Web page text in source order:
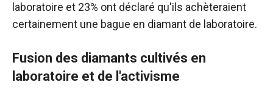
laboratoire et 23% ont déclaré qu'ils achèteraient
certainement une bague en diamant de laboratoire.
Fusion des diamants cultivés en
laboratoire et de l'activisme